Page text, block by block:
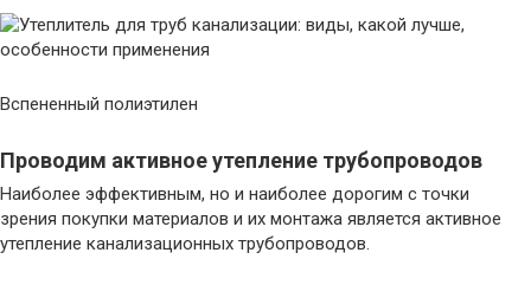
Вспененный полиэтилен
Проводим активное утепление трубопроводов
Наиболее эффективным, но и наиболее дорогим с точки
зрения покупки материалов и их монтажа является активное
утепление канализационных трубопроводов.